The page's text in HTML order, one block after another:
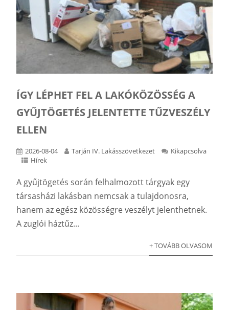
ÍGY LÉPHET FEL A LAKÓKÖZÖSSÉG A
GYŰJTÖGETÉS JELENTETTE TŰZVESZÉLY
ELLEN
2026-08-04 Tarján IV. Lakásszövetkezet
Kikapcsolva
Hírek
A gyűjtögetés során felhalmozott tárgyak egy
társasházi lakásban nemcsak a tulajdonosra,
hanem az egész közösségre veszélyt jelenthetnek.
A zuglói háztűz...
+ TOVÁBB OLVASOM